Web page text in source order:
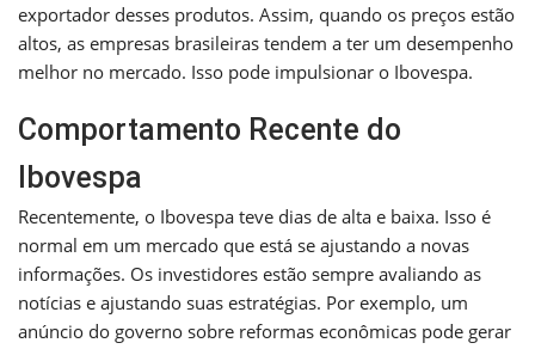
exportador desses produtos. Assim, quando os preços estão
altos, as empresas brasileiras tendem a ter um desempenho
melhor no mercado. Isso pode impulsionar o Ibovespa.
Comportamento Recente do
Ibovespa
Recentemente, o Ibovespa teve dias de alta e baixa. Isso é
normal em um mercado que está se ajustando a novas
informações. Os investidores estão sempre avaliando as
notícias e ajustando suas estratégias. Por exemplo, um
anúncio do governo sobre reformas econômicas pode gerar